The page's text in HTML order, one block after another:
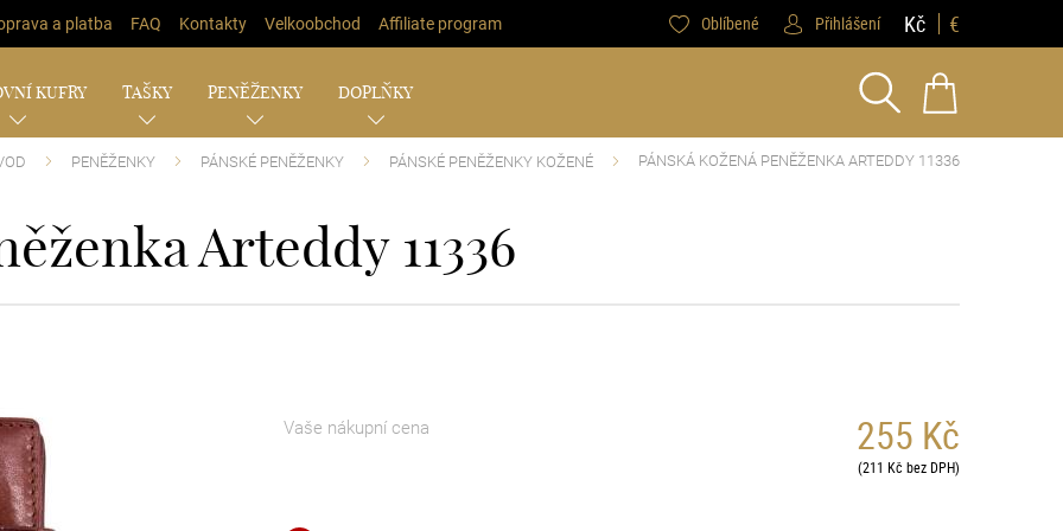
a platba FAQ Kontakty Velkoobchod Affiliate program Oblíbené Přihlášení Kč €
KUFRY TAŠKY PENĚŽENKY DOPLŇKY
PENĚŽENKY PÁNSKÉ PENĚŽENKY PÁNSKÉ PENĚŽENKY KOŽENÉ PÁNSKÁ KOŽENÁ PENĚŽENKA ARTEDDY 11336
Arteddy 11336
Vaše nákupní cena 255 Kč
(211 Kč bez DPH)